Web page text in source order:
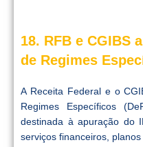
18. RFB e CGIBS
de Regimes
A Receita Federal e o
Regimes Específicos
destinada à apuração do
serviços financeiros,